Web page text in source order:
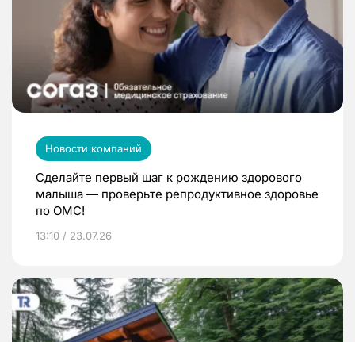
Новости компаний
Сделайте первый шаг к рождению здорового
малыша — проверьте репродуктивное здоровье
по ОМС!
13:10 / 23.07.26